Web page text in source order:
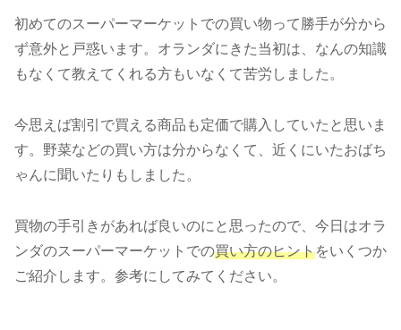
初めてのスーパーマーケットでの買い物って勝手が分から
ず意外と戸惑います。オランダにきた当初は、なんの知識
もなくて教えてくれる方もいなくて苦労しました。
今思えば割引で買える商品も定価で購入していたと思いま
す。野菜などの買い方は分からなくて、近くにいたおばち
ゃんに聞いたりもしました。
買物の手引きがあれば良いのにと思ったので、今日はオラ
ンダのスーパーマーケットでの買い方のヒントをいくつか
ご紹介します。参考にしてみてください。